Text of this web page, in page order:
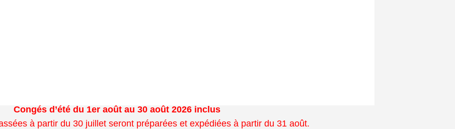
Congés d’été du 1er août au 30 août 2026 inclus
à partir du 30 juillet seront préparées et expédiées à partir du 31 août.